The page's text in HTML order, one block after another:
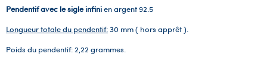
Pendentif avec le sigle infinien argent 92.5
Longueur totale du pendentif:30 mm ( hors apprêt ).
Poids du pendentif: 2,22 grammes.